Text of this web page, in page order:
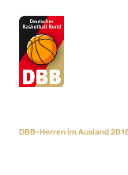
DBB-Herren im Ausland